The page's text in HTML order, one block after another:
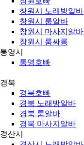
창원시 노래방알바
창원시 룸알바
창원시 마사지알바
창원시 룸싸롱
통영시
통영호빠
경북
경북호빠
경북 노래방알바
경북 룸알바
경북 마사지알바
경산시